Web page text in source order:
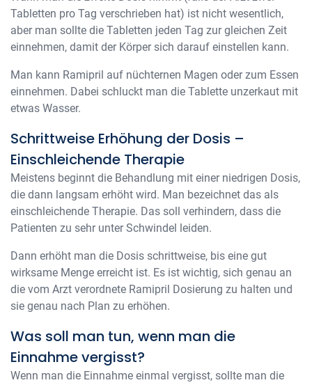
Tabletten pro Tag verschrieben hat) ist nicht wesentlich,
aber man sollte die Tabletten jeden Tag zur gleichen Zeit
einnehmen, damit der Körper sich darauf einstellen kann.
Man kann Ramipril auf nüchternen Magen oder zum Essen
einnehmen. Dabei schluckt man die Tablette unzerkaut mit
etwas Wasser.
Schrittweise Erhöhung der Dosis –
Einschleichende Therapie
Meistens beginnt die Behandlung mit einer niedrigen Dosis,
die dann langsam erhöht wird. Man bezeichnet das als
einschleichende Therapie. Das soll verhindern, dass die
Patienten zu sehr unter Schwindel leiden.
Dann erhöht man die Dosis schrittweise, bis eine gut
wirksame Menge erreicht ist. Es ist wichtig, sich genau an
die vom Arzt verordnete Ramipril Dosierung zu halten und
sie genau nach Plan zu erhöhen.
Was soll man tun, wenn man die
Einnahme vergisst?
Wenn man die Einnahme einmal vergisst, sollte man die